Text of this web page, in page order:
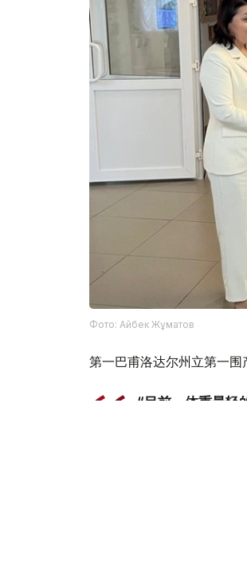
Фото: Айбек Жұматов
第一巴甫洛达尔州立第一围
“目前，体重最轻